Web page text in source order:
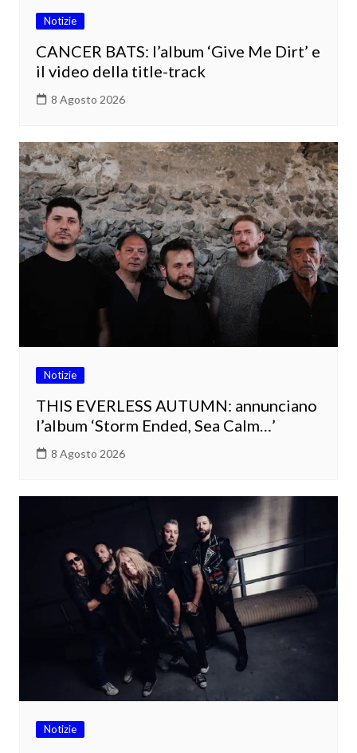
Notizie
CANCER BATS: l’album ‘Give Me Dirt’ e
il video della title-track
8 Agosto 2026
Notizie
THIS EVERLESS AUTUMN: annunciano
l’album ‘Storm Ended, Sea Calm…’
8 Agosto 2026
Notizie